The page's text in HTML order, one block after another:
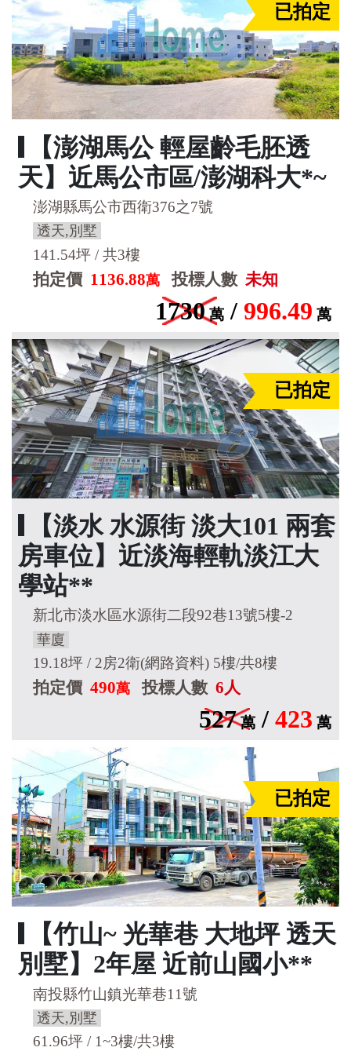
已拍定
【澎湖馬公 輕屋齡毛胚透
天】近馬公市區/澎湖科大*~
澎湖縣馬公市西衛376之7號
透天,別墅
141.54坪 / 共3樓
拍定價 1136.88萬 投標人數 未知
1730 萬 / 996.49 萬
已拍定
【淡水 水源街 淡大101 兩套
房車位】近淡海輕軌淡江大
學站**
新北市淡水區水源街二段92巷13號5樓-2
華廈
19.18坪 / 2房2衛(網路資料) 5樓/共8樓
拍定價 490萬 投標人數 6人
527 萬 / 423 萬
已拍定
【竹山~ 光華巷 大地坪 透天
別墅】2年屋 近前山國小**
南投縣竹山鎮光華巷11號
透天,別墅
61.96坪 / 1~3樓/共3樓